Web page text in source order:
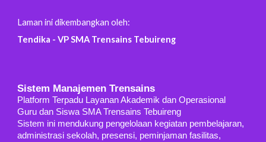
Laman ini dikembangkan oleh:
Tendika - VP SMA Trensains Tebuireng
Sistem Manajemen Trensains
Platform Terpadu Layanan Akademik dan Operasional
Guru dan Siswa SMA Trensains Tebuireng
Sistem ini mendukung pengelolaan kegiatan pembelajaran,
administrasi sekolah, presensi, peminjaman fasilitas,